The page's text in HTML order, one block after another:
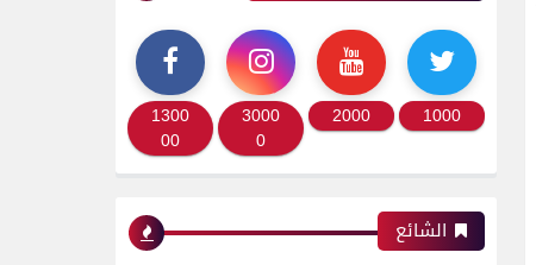
1000
2000
3000
0
1300
00
الشائع